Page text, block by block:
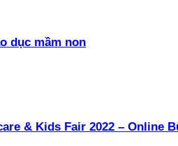
dục mầm non
& Kids Fair 2022 – Online